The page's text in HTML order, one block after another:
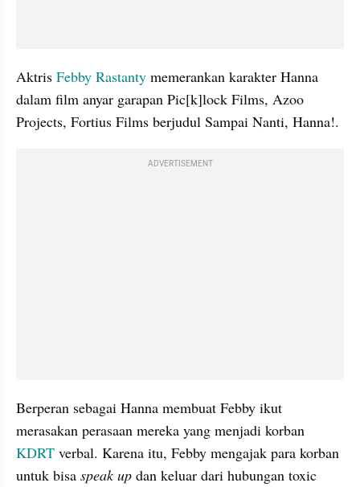
Aktris Febby Rastanty memerankan karakter Hanna
dalam film anyar garapan Pic[k]lock Films, Azoo
Projects, Fortius Films berjudul Sampai Nanti, Hanna!.
ADVERTISEMENT
Berperan sebagai Hanna membuat Febby ikut
KDRT verbal. Karena itu, Febby mengajak para korban
untuk bisa speak up dan keluar dari hubungan toxic